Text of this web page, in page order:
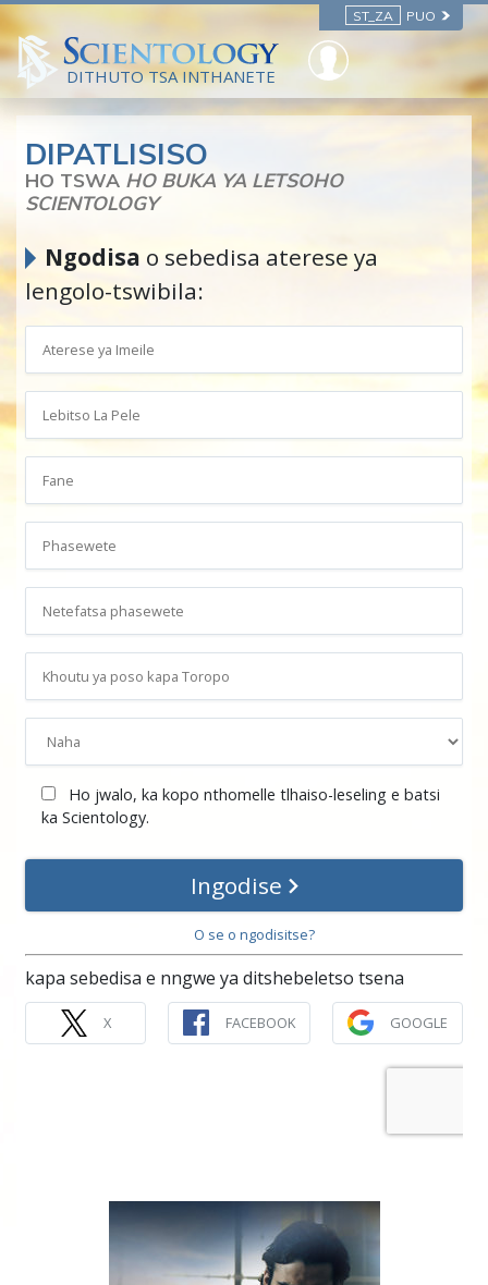
ST_ZA PUO
DITHUTO TSA INTHANETE
DIPATLISISO
HO TSWA HO BUKA YA LETSOHO
SCIENTOLOGY
Ngodisa o sebedisa aterese ya
lengolo-tswibila:
Ho jwalo, ka kopo nthomelle tlhaiso-leseling e batsi
ka Scientology.
Ingodise
O se o ngodisitse?
kapa sebedisa e nngwe ya ditshebeletso tsena
X FACEBOOK GOOGLE